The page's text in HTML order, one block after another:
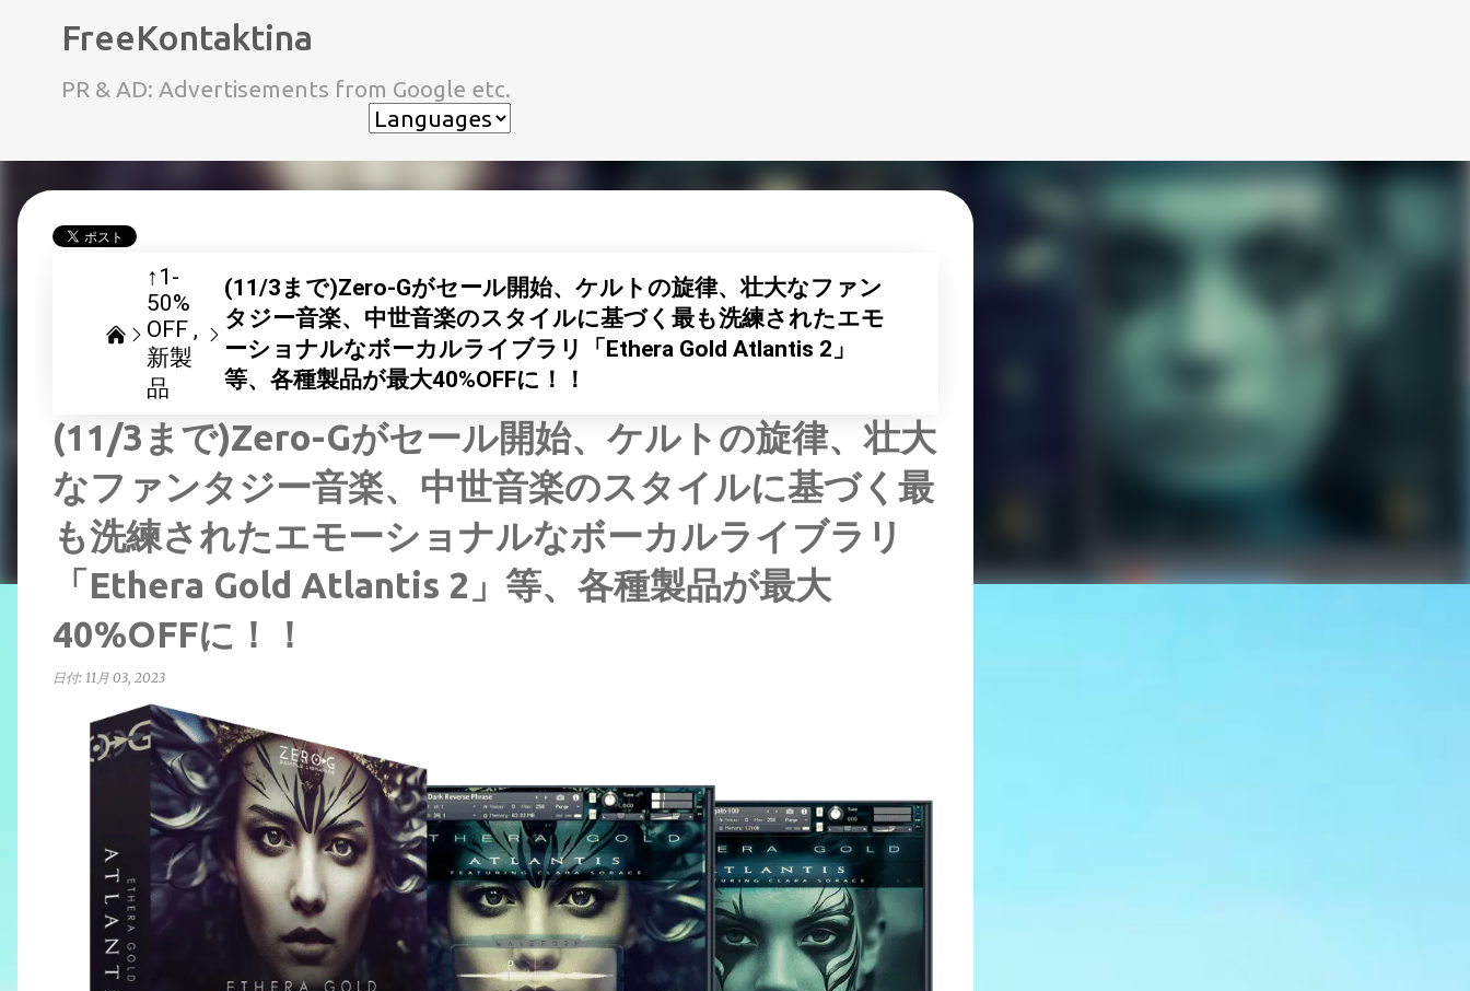
FreeKontaktina
PR & AD: Advertisements from Google etc.
↑1-
50%
OFF
新製
品
(11/3まで)Zero-Gがセール開始、ケルトの旋律、壮大なファン
タジー音楽、中世音楽のスタイルに基づく最も洗練されたエモ
ーショナルなボーカルライブラリ「Ethera Gold Atlantis 2」
等、各種製品が最大40%OFFに！！
(11/3まで)Zero-Gがセール開始、ケルトの旋律、壮大
なファンタジー音楽、中世音楽のスタイルに基づく最
も洗練されたエモーショナルなボーカルライブラリ
「Ethera Gold Atlantis 2」等、各種製品が最大
40%OFFに！！
日付: 11月 03, 2023